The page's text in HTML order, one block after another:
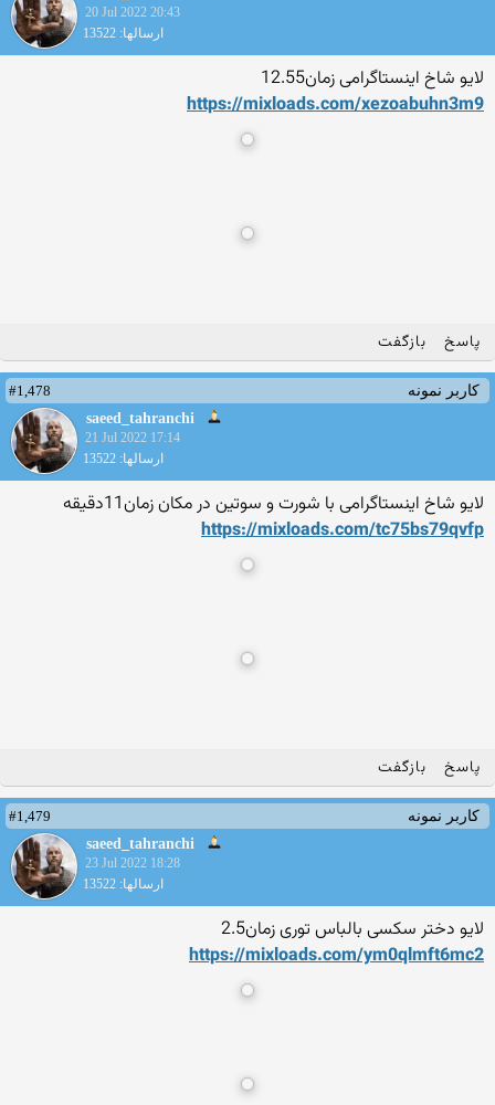
20 Jul 2022 20:43
ارسالها: 13522
لایو شاخ اینستاگرامی زمان12.55
https://mixloads.com/xezoabuhn3m9
پاسخ بازگفت
کاربر نمونه
#1,478
saeed_tahranchi
21 Jul 2022 17:14
ارسالها: 13522
لایو شاخ اینستاگرامی با شورت و سوتین در مکان زمان11دقیقه
https://mixloads.com/tc75bs79qvfp
پاسخ بازگفت
کاربر نمونه
#1,479
saeed_tahranchi
23 Jul 2022 18:28
ارسالها: 13522
لایو دختر سکسی بالباس توری زمان2.5
https://mixloads.com/ym0qlmft6mc2